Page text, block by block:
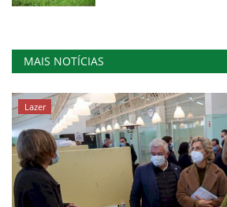
MAIS NOTÍCIAS
Lazer